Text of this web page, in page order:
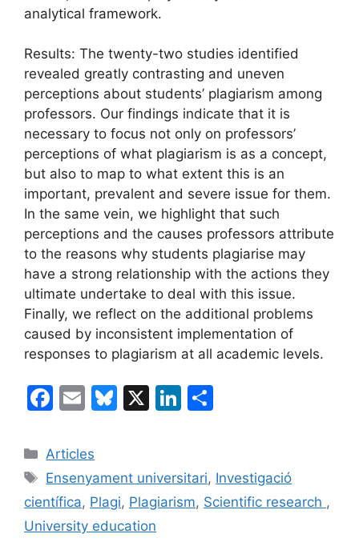
analytical framework.
Results: The twenty-two studies identified
revealed greatly contrasting and uneven
perceptions about students’ plagiarism among
professors. Our findings indicate that it is
necessary to focus not only on professors’
perceptions of what plagiarism is as a concept,
but also to map to what extent this is an
important, prevalent and severe issue for them.
In the same vein, we highlight that such
perceptions and the causes professors attribute
to the reasons why students plagiarise may
have a strong relationship with the actions they
ultimate undertake to deal with this issue.
Finally, we reflect on the additional problems
caused by inconsistent implementation of
responses to plagiarism at all academic levels.
F
c
e
b
o
E
ai
l
Bl
s
k
y
X
Li
e
dI
p
ar
Categories
Articles
Etiquetes
Ensenyament universitari, Investigació
científica, Plagi, Plagiarism, Scientific research ,
University education